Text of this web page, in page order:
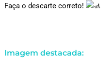
Faça o descarte correto!
Imagem destacada: